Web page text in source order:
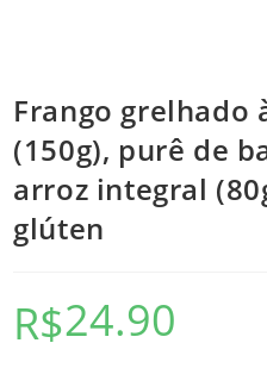
Frango grelhado
(150g), purê de
arroz integral
glúten
R$24.90